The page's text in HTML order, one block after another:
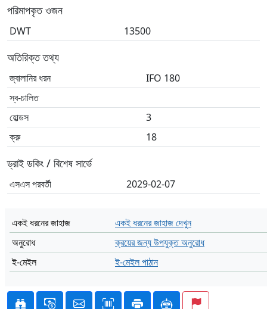
পরিমাপকৃত ওজন
DWT 13500
অতিরিক্ত তথ্য
জ্বালানির ধরন
IFO 180
স্ব-চালিত
হোল্ডস
3
ক্রু
18
ড্রাই ডকিং / বিশেষ সার্ভে
এসএস পরবর্তী 2029-02-07
একই ধরনের জাহাজ
একই ধরনের জাহাজ দেখুন
অনুরোধ
ক্রয়ের জন্য উপযুক্ত অনুরোধ
ই-মেইল
ই-মেইল পাঠান